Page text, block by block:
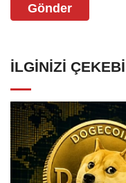
Gönder
İLGINIZI